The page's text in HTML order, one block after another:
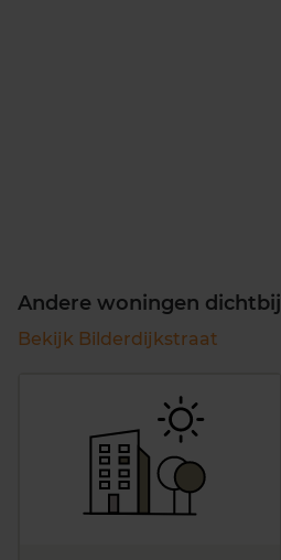
Andere woningen dichtbij
Bekijk Bilderdijkstraat